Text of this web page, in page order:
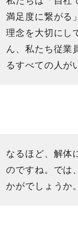
満足度に繋がる
理念を大切にし
ん、私たち従業
るすべての人が
なるほど、解体
のですね。では
かがでしょうか。